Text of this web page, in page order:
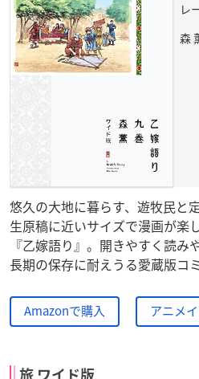
レ
森
悠久の大地に暮らす、遊牧民と
生原稿に近いサイズで漫画が楽
『乙嫁語り』。開きやすく読み
長期の保存に耐えうる愛蔵版コ
Amazonで購入 アニメ
旅 ワイド版